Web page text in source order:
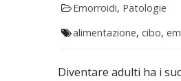
Emorroidi, Patologie
alimentazione, cibo,
Diventare adulti ha i